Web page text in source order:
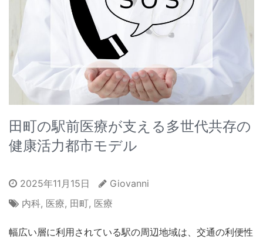
田町の駅前医療が支える多世代共存の
健康活力都市モデル
2025年11月15日
Giovanni
内科, 医療, 田町, 医療
幅広い層に利用されている駅の周辺地域は、交通の利便性